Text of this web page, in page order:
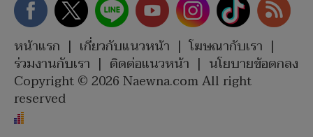
หน้าแรก | เกี่ยวกับแนวหน้า | โฆษณากับเรา |
ร่วมงานกับเรา | ติดต่อแนวหน้า | นโยบายข้อตกลง
Copyright © 2026 Naewna.com All right
reserved